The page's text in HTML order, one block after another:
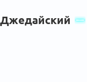
Джедайский